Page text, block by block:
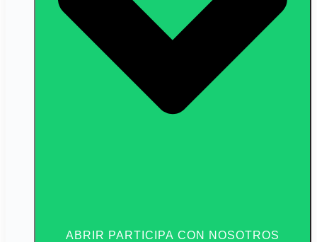
ABRIR PARTICIPA CON NOSOTROS